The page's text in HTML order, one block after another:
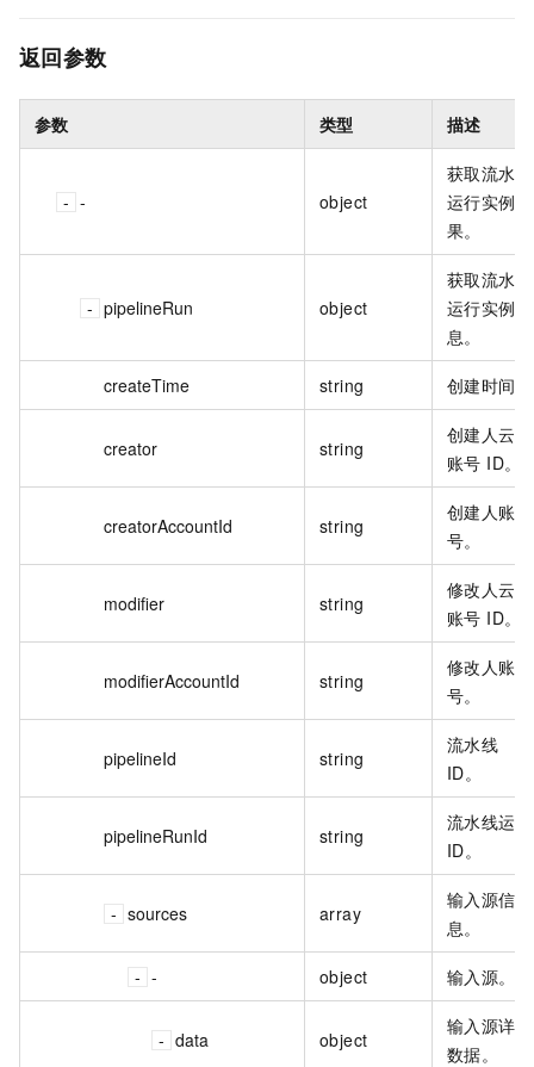
返回参数
参数 类型 描述
- object
获取流水线
运行实例结
果。
pipelineRun object
获取流水线
运行实例信
息。
createTime string 创建时间。
creator string
创建人云效
账号 ID。
creatorAccountId string
创建人账
号。
modifier string
修改人云效
账号 ID。
modifierAccountId string
修改人账
号。
pipelineId string
流水线
ID。
pipelineRunId string
流水线运行
ID。
sources array
输入源信
息。
- object 输入源。
data object
输入源详细
数据。